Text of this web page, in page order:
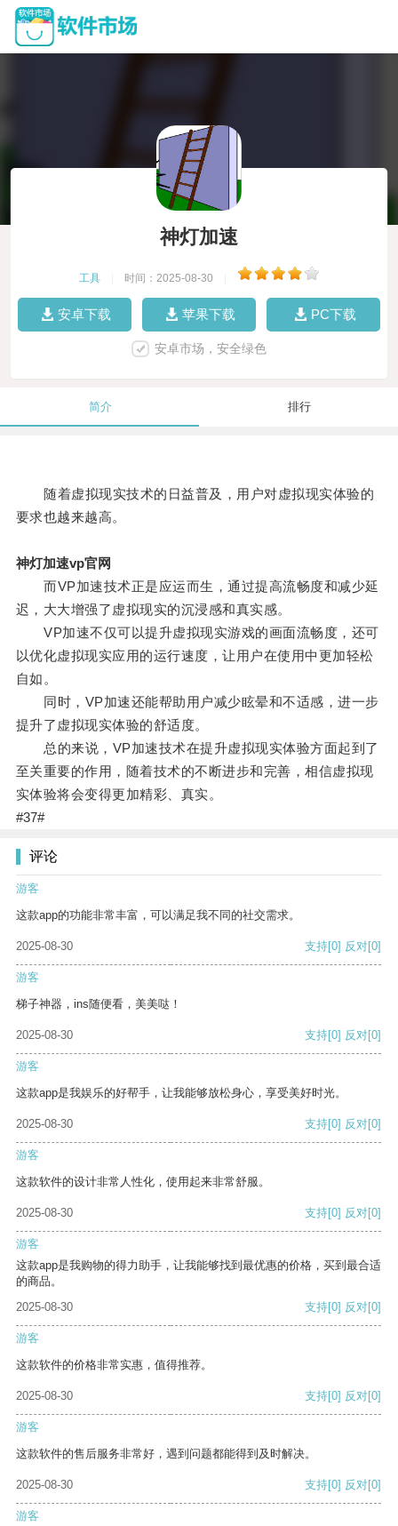
神灯加速
工具 时间：2025-08-30
安卓下载 苹果下载 PC下载
安卓市场，安全绿色
简介 排行
随着虚拟现实技术的日益普及，用户对虚拟现实体验的
要求也越来越高。
神灯加速vp官网
而VP加速技术正是应运而生，通过提高流畅度和减少延
迟，大大增强了虚拟现实的沉浸感和真实感。
VP加速不仅可以提升虚拟现实游戏的画面流畅度，还可
以优化虚拟现实应用的运行速度，让用户在使用中更加轻松
自如。
同时，VP加速还能帮助用户减少眩晕和不适感，进一步
提升了虚拟现实体验的舒适度。
总的来说，VP加速技术在提升虚拟现实体验方面起到了
至关重要的作用，随着技术的不断进步和完善，相信虚拟现
实体验将会变得更加精彩、真实。
#37#
评论
游客
这款app的功能非常丰富，可以满足我不同的社交需求。
2025-08-30 支持[0] 反对[0]
游客
梯子神器，ins随便看，美美哒！
2025-08-30 支持[0] 反对[0]
游客
这款app是我娱乐的好帮手，让我能够放松身心，享受美好时光。
2025-08-30 支持[0] 反对[0]
游客
这款软件的设计非常人性化，使用起来非常舒服。
2025-08-30 支持[0] 反对[0]
游客
这款app是我购物的得力助手，让我能够找到最优惠的价格，买到最合适
的商品。
2025-08-30
支持[0] 反对[0]
游客
这款软件的价格非常实惠，值得推荐。
2025-08-30 支持[0] 反对[0]
游客
这款软件的售后服务非常好，遇到问题都能得到及时解决。
2025-08-30 支持[0] 反对[0]
游客